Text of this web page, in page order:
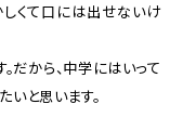
しくて口には出せないけ
から、中学にはいって
と思います。